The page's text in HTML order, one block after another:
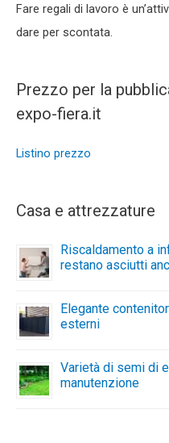
Fare regali di lavoro è
dare per scontata.
Prezzo per la
expo-fiera.it
Listino prezzo
Casa e attrezzature
Riscaldamento a
restano asciutti
Elegante
esterni
Varietà di semi di
manutenzione